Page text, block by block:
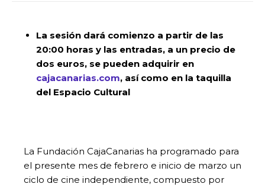
La sesión dará comienzo a partir de las
20:00 horas y las entradas, a un precio de
dos euros, se pueden adquirir en
cajacanarias.com, así como en la taquilla
del Espacio Cultural
La Fundación CajaCanarias ha programado para
el presente mes de febrero e inicio de marzo un
ciclo de cine independiente, compuesto por